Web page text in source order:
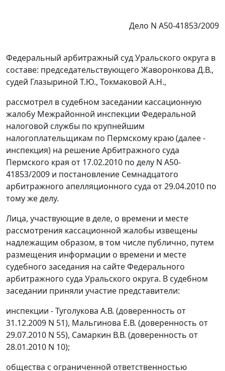
Дело N А50-41853/2009
Федеральный арбитражный суд Уральского округа в
составе: председательствующего Жаворонкова Д.В.,
судей Глазыриной Т.Ю., Токмаковой А.Н.,
рассмотрел в судебном заседании кассационную
жалобу Межрайонной инспекции Федеральной
налоговой службы по крупнейшим
налогоплательщикам по Пермскому краю (далее -
инспекция) на решение Арбитражного суда
Пермского края от 17.02.2010 по делу N А50-
41853/2009 и постановление Семнадцатого
арбитражного апелляционного суда от 29.04.2010 по
тому же делу.
Лица, участвующие в деле, о времени и месте
рассмотрения кассационной жалобы извещены
надлежащим образом, в том числе публично, путем
размещения информации о времени и месте
судебного заседания на сайтеФедерального
арбитражного суда Уральского округа. В судебном
заседании приняли участие представители:
инспекции - Туголукова А.В. (доверенность от
31.12.2009 N 51), Мальгинова Е.В. (доверенность от
29.07.2010 N 55), Самаркин В.В. (доверенность от
28.01.2010 N 10);
общества с ограниченной ответственностью